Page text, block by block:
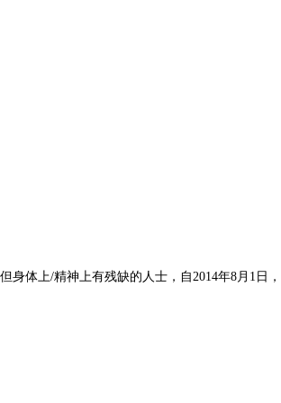
身体上/精神上有残缺的人士，自2014年8月1日